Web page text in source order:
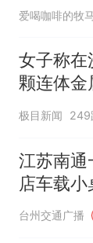
爱喝咖啡的牧
女子称在
颗连体金
极目新闻 249
江苏南通
店车载小
童小拇指
测因儿
台州交通广播